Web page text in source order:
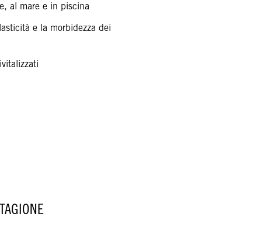
al mare e in piscina
e la morbidezza dei